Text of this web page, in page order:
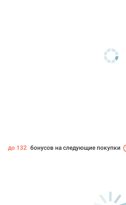
до 132 бонусов на следующие покупки